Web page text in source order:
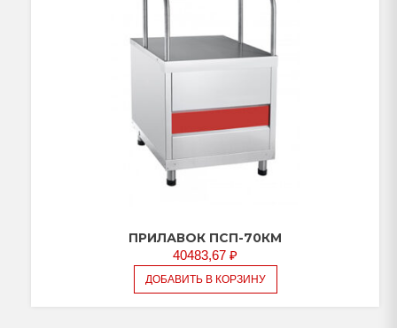
ПРИЛАВОК ПСП-70КМ
40483,67 ₽
ДОБАВИТЬ В КОРЗИНУ